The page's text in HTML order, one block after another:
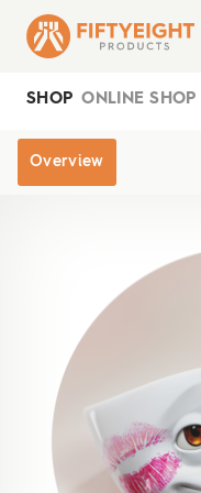
SHOP ONLINE SHOP
Overview